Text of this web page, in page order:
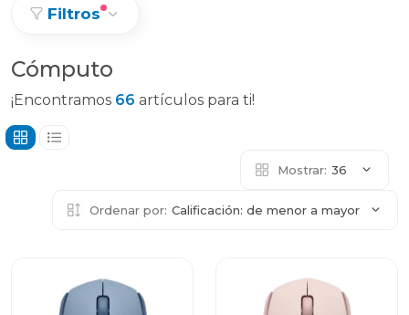
Filtros
Cómputo
¡Encontramos 66 artículos para ti!
Mostrar: 36
Ordenar por: Calificación: de menor a mayor